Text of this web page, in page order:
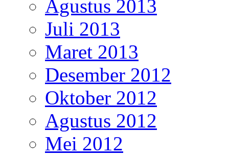
Agustus 2013
Juli 2013
Maret 2013
Desember 2012
Oktober 2012
Agustus 2012
Mei 2012